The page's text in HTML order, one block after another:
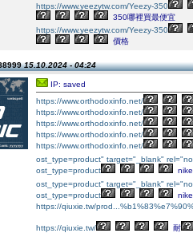
https://www.yeezytw.com/Yeezy-350
350哪裡買最便宜
https://www.yeezytw.com/Yeezy-350
價格
15.10.2024 - 04:24
IP: saved
https://www.orthodoxinfo.net/
https://www.orthodoxinfo.net/
https://www.orthodoxinfo.net/
https://www.orthodoxinfo.net/
https://www.orthodoxinfo.net/
ost_type=product" target="_blank"
ost_type=product
nike
ost_type=product" target="_blank"
ost_type=product
nike
https://qiuxie.tw/
https://qiuxie.tw/ 耐